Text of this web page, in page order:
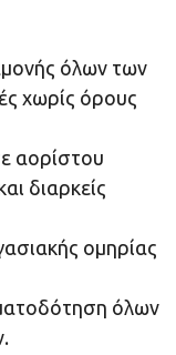
όλων των
χωρίς όρους
αορίστου
διαρκείς
ομηρίας
όλων